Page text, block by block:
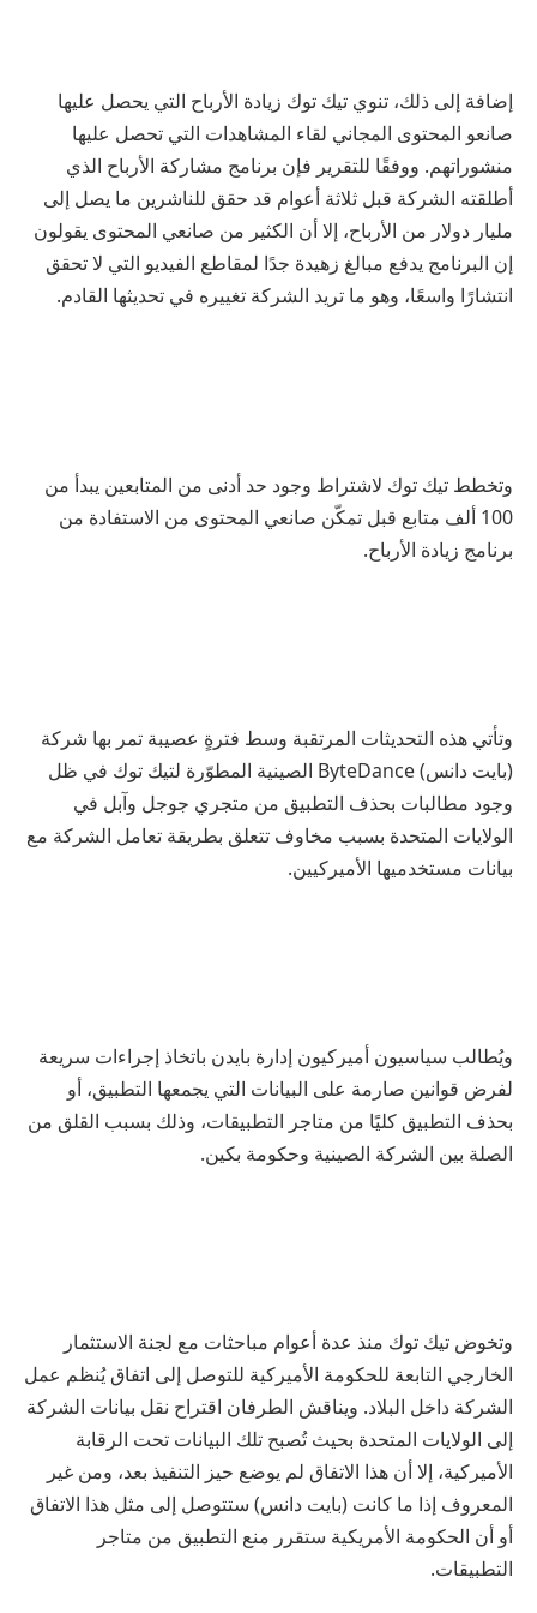
إضافة إلى ذلك، تنوي تيك توك زيادة الأرباح التي يحصل عليها
صانعو المحتوى المجاني لقاء المشاهدات التي تحصل عليها
منشوراتهم. ووفقًا للتقرير فإن برنامج مشاركة الأرباح الذي
أطلقته الشركة قبل ثلاثة أعوام قد حقق للناشرين ما يصل إلى
مليار دولار من الأرباح، إلا أن الكثير من صانعي المحتوى يقولون
إن البرنامج يدفع مبالغ زهيدة جدًا لمقاطع الفيديو التي لا تحقق
انتشارًا واسعًا، وهو ما تريد الشركة تغييره في تحديثها القادم.
وتخطط تيك توك لاشتراط وجود حد أدنى من المتابعين يبدأ من
100 ألف متابع قبل تمكّن صانعي المحتوى من الاستفادة من
برنامج زيادة الأرباح.
وتأتي هذه التحديثات المرتقبة وسط فترةٍ عصيبة تمر بها شركة
(بايت دانس) ByteDance الصينية المطوّرة لتيك توك في ظل
وجود مطالبات بحذف التطبيق من متجري جوجل وآبل في
الولايات المتحدة بسبب مخاوف تتعلق بطريقة تعامل الشركة مع
بيانات مستخدميها الأميركيين.
ويُطالب سياسيون أميركيون إدارة بايدن باتخاذ إجراءات سريعة
لفرض قوانين صارمة على البيانات التي يجمعها التطبيق، أو
بحذف التطبيق كليًا من متاجر التطبيقات، وذلك بسبب القلق من
الصلة بين الشركة الصينية وحكومة بكين.
وتخوض تيك توك منذ عدة أعوام مباحثات مع لجنة الاستثمار
الخارجي التابعة للحكومة الأميركية للتوصل إلى اتفاق يُنظم عمل
الشركة داخل البلاد. ويناقش الطرفان اقتراح نقل بيانات الشركة
إلى الولايات المتحدة بحيث تُصبح تلك البيانات تحت الرقابة
الأميركية، إلا أن هذا الاتفاق لم يوضع حيز التنفيذ بعد، ومن غير
المعروف إذا ما كانت (بايت دانس) ستتوصل إلى مثل هذا الاتفاق
أو أن الحكومة الأمريكية ستقرر منع التطبيق من متاجر
التطبيقات.